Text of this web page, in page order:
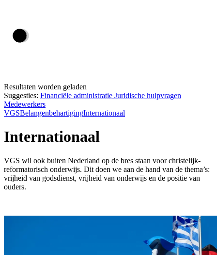
Resultaten worden geladen
Suggesties: Financiële administratie Juridische hulpvragen
Medewerkers
VGSBelangenbehartigingInternationaal
Internationaal
VGS wil ook buiten Nederland op de bres staan voor christelijk-
reformatorisch onderwijs. Dit doen we aan de hand van de thema’s:
vrijheid van godsdienst, vrijheid van onderwijs en de positie van
ouders.